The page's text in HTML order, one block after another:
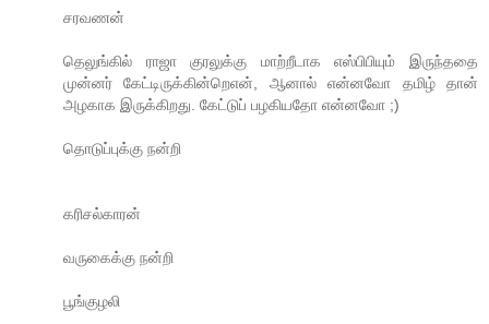
சரவணன்
தெலுங்கில் ராஜா குரலுக்கு மாற்றீடாக எஸ்பிபியும் இருந்ததை
முன்னர் கேட்டிருக்கின்றெஎன், ஆனால் என்னவோ தமிழ் தான்
அழகாக இருக்கிறது. கேட்டுப் பழகியதோ என்னவோ ;)
தொடுப்புக்கு நன்றி
கரிசல்காரன்
வருகைக்கு நன்றி
பூங்குழலி